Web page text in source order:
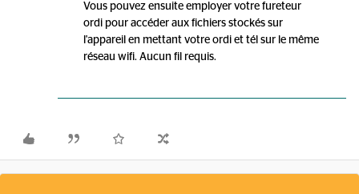
Vous pouvez ensuite employer votre fureteur
ordi pour accéder aux fichiers stockés sur
l'appareil en mettant votre ordi et tél sur le même
réseau wifi. Aucun fil requis.